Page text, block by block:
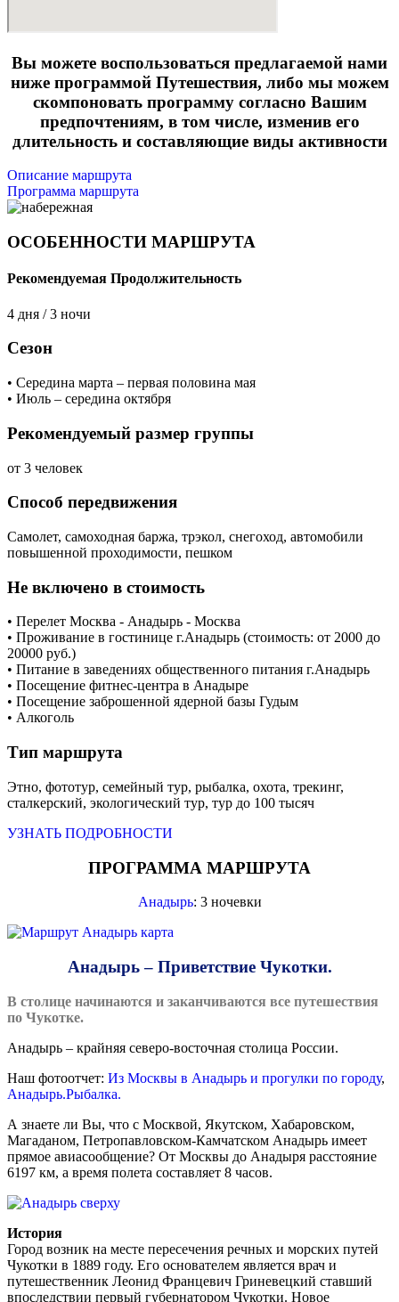
Вы можете воспользоваться предлагаемой нами
ниже программой Путешествия, либо мы можем
скомпоновать программу согласно Вашим
предпочтениям, в том числе, изменив его
длительность и составляющие виды активности
Описание маршрута
Программа маршрута
ОСОБЕННОСТИ МАРШРУТА
Рекомендуемая Продолжительность
4 дня / 3 ночи
Сезон
• Середина марта – первая половина мая
• Июль – середина октября
Рекомендуемый размер группы
от 3 человек
Способ передвижения
Самолет, самоходная баржа, трэкол, снегоход, автомобили
повышенной проходимости, пешком
Не включено в стоимость
• Перелет Москва - Анадырь - Москва
• Проживание в гостинице г.Анадырь (стоимость: от 2000 до
20000 руб.)
• Питание в заведениях общественного питания г.Анадырь
• Посещение фитнес-центра в Анадыре
• Посещение заброшенной ядерной базы Гудым
• Алкоголь
Тип маршрута
Этно, фототур, семейный тур, рыбалка, охота, трекинг,
сталкерский, экологический тур, тур до 100 тысяч
УЗНАТЬ ПОДРОБНОСТИ
ПРОГРАММА МАРШРУТА
Анадырь: 3 ночевки
Анадырь – Приветствие Чукотки.
В столице начинаются и заканчиваются все путешествия
по Чукотке.
Анадырь – крайняя северо-восточная столица России.
Наш фотоотчет: Из Москвы в Анадырь и прогулки по городу,
Анадырь.Рыбалка.
А знаете ли Вы, что с Москвой, Якутском, Хабаровском,
Магаданом, Петропавловском-Камчатском Анадырь имеет
прямое авиасообщение? От Москвы до Анадыря расстояние
6197 км, а время полета составляет 8 часов.
История
Город возник на месте пересечения речных и морских путей
Чукотки в 1889 году. Его основателем является врач и
путешественник Леонид Францевич Гриневецкий ставший
впоследствии первый губернатором Чукотки. Новое